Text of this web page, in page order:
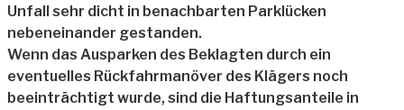
Unfall sehr dicht in benachbarten Parklücken
nebeneinander gestanden.
Wenn das Ausparken des Beklagten durch ein
eventuelles Rückfahrmanöver des Klägers noch
beeinträchtigt wurde, sind die Haftungsanteile in